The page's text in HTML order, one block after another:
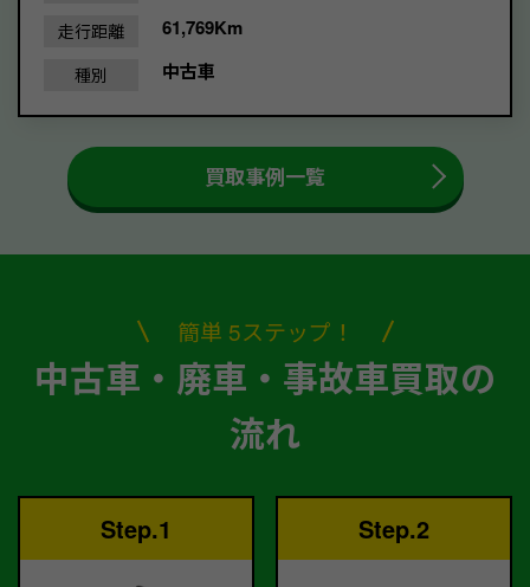
走行距離 61,769Km
種別 中古車
買取事例一覧
簡単 5ステップ！
中古車・廃車・事故車買取の
流れ
Step.1 Step.2